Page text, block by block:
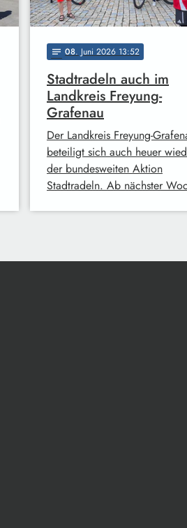
notes 08. Juni 2026 13:52
Stadtradeln auch im
Landkreis Freyung-
Grafenau
Der Landkreis Freyung-
beteiligt sich auch heuer
der bundesweiten Aktion
Stadtradeln. Ab nächster